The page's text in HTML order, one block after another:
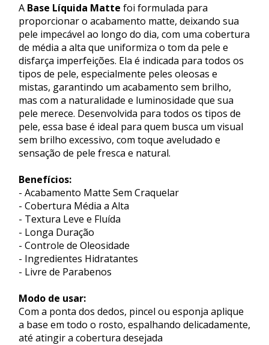
A Base Líquida Matte foi formulada para
proporcionar o acabamento matte, deixando sua
pele impecável ao longo do dia, com uma cobertura
de média a alta que uniformiza o tom da pele e
disfarça imperfeições. Ela é indicada para todos os
tipos de pele, especialmente peles oleosas e
mistas, garantindo um acabamento sem brilho,
mas com a naturalidade e luminosidade que sua
pele merece. Desenvolvida para todos os tipos de
pele, essa base é ideal para quem busca um visual
sem brilho excessivo, com toque aveludado e
sensação de pele fresca e natural.
Benefícios:
- Acabamento Matte Sem Craquelar
- Cobertura Média a Alta
- Textura Leve e Fluída
- Longa Duração
- Controle de Oleosidade
- Ingredientes Hidratantes
- Livre de Parabenos
Modo de usar:
Com a ponta dos dedos, pincel ou esponja aplique
a base em todo o rosto, espalhando delicadamente,
até atingir a cobertura desejada